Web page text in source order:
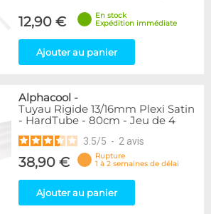
12,90 €
En stock
Expédition immédiate
Ajouter au panier
Alphacool -
Tuyau Rigide 13/16mm Plexi Satin
- HardTube - 80cm - Jeu de 4
3.5/5 - 2 avis
38,90 €
Rupture
1 à 2 semaines de délai
Ajouter au panier